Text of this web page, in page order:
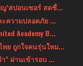
‘สปอนเซอร์ สดชื่...
ความปลอดภัย ...
Academy B...
ย ถูกใจคนรุ่นใหม...
" ผ่านเข้ารอบ ...